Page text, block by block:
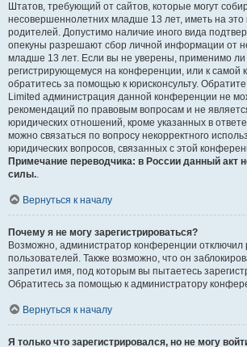
Штатов, требующий от сайтов, которые могут
несовершеннолетних младше 13 лет, иметь на это
родителей. Допустимо наличие иного вида
опекуны разрешают сбор личной информации от
младше 13 лет. Если вы не уверены, применимо ли
регистрирующемуся на конференции, или к самой
обратитесь за помощью к юрисконсульту.
Limited администрация данной конференции не
рекомендаций по правовым вопросам и не
юридических отношений, кроме указанных в
можно связаться по вопросу некорректного
юридических вопросов, связанных с этой
Примечание переводчика: в России данный акт
силы..
Вернуться к началу
Почему я не могу зарегистрироваться?
Возможно, администратор конференции отключил
пользователей. Также возможно, что он
запретил имя, под которым вы пытаетесь
Обратитесь за помощью к администратору
Вернуться к началу
Я только что зарегистрировался, но не могу